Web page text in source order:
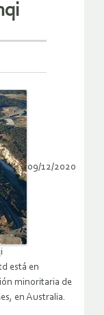
09/12/2020
está en
minoritaria de
en Australia.